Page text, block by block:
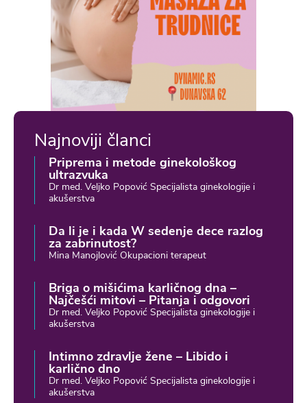
Najnoviji članci
Priprema i metode ginekološkog
ultrazvuka
Dr med. Veljko Popović Specijalista ginekologije i
akušerstva
Da li je i kada W sedenje dece razlog
za zabrinutost?
Mina Manojlović Okupacioni terapeut
Briga o mišićima karličnog dna –
Najčešći mitovi – Pitanja i odgovori
Dr med. Veljko Popović Specijalista ginekologije i
akušerstva
Intimno zdravlje žene – Libido i
karlično dno
Dr med. Veljko Popović Specijalista ginekologije i
akušerstva